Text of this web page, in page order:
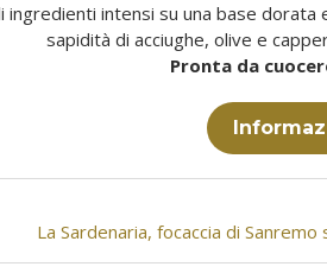
ingredienti intensi su una base dorata
sapidità di acciughe, olive e
Pronta da